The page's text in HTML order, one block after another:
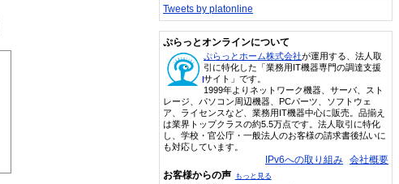
Tweets by platonline
ぷらっとオンラインについて
ぷらっとホーム株式会社が運用する、法人取
引に特化した「業務用IT機器専門の調達支援
サイト」です。
1999年よりネットワーク機器、サーバ、スト
レージ、パソコン周辺機器、PCパーツ、ソフトウェ
ア、ライセンスなど、業務用IT機器中心に販売。品揃え
は業界トップクラスの約5.5万点です。法人取引に特化
し、学校・官公庁・一般法人のお客様の請求書後払いに
も対応しています。
IPv6への取り組み 会社概要
お客様からの声 もっと見る